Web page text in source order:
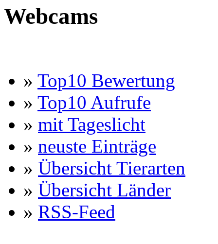
Webcams
» Top10 Bewertung
» Top10 Aufrufe
» mit Tageslicht
» neuste Einträge
» Übersicht Tierarten
» Übersicht Länder
» RSS-Feed